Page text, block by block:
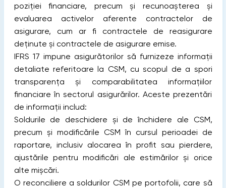
poziției financiare, precum și recunoașterea și
evaluarea activelor aferente contractelor de
asigurare, cum ar fi contractele de reasigurare
deținute și contractele de asigurare emise.
IFRS 17 impune asigurătorilor să furnizeze informații
detaliate referitoare la CSM, cu scopul de a spori
transparența și comparabilitatea informațiilor
financiare în sectorul asigurărilor. Aceste prezentări
de informații includ:
Soldurile de deschidere și de închidere ale CSM,
precum și modificările CSM în cursul perioadei de
raportare, inclusiv alocarea în profit sau pierdere,
ajustările pentru modificări ale estimărilor și orice
alte mișcări.
O reconciliere a soldurilor CSM pe portofolii, care să